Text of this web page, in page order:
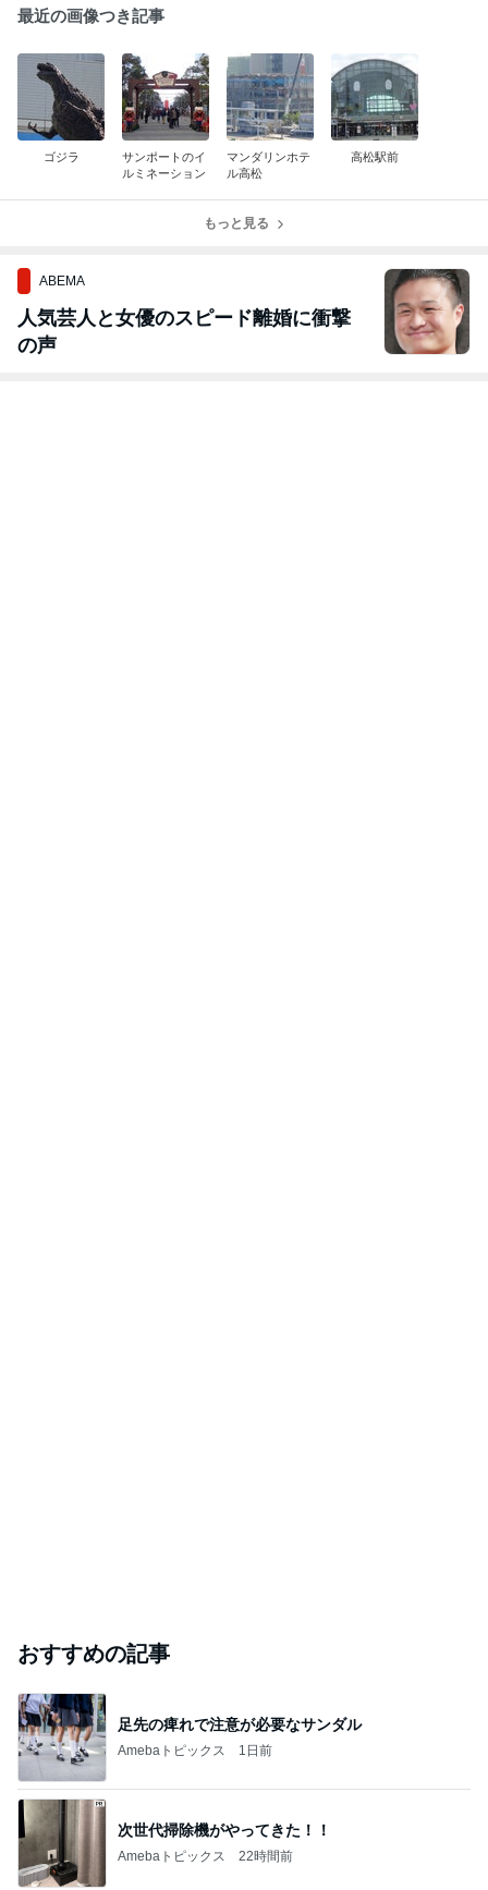
最近の画像つき記事
ゴジラ
サンポートのイ
ルミネーション
マンダリンホテ
ル高松
高松駅前
もっと見る
ABEMA
人気芸人と女優のスピード離婚に衝撃
の声
おすすめの記事
足先の痺れで注意が必要なサンダル
Amebaトピックス 1日前
次世代掃除機がやってきた！！
Amebaトピックス 22時間前